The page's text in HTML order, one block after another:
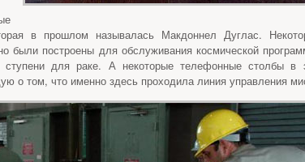
в прошлом называлась Макдоннел Дуглас.
были построены для обслуживания космической
ступени для раке. А некоторые телефонные столбы в
о том, что именно здесь проходила линия управления